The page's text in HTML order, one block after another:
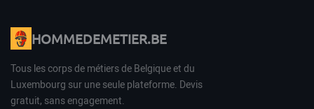
HOMMEDEMETIER.BE
Tous les corps de métiers de Belgique et du
Luxembourg sur une seule plateforme. Devis
gratuit, sans engagement.